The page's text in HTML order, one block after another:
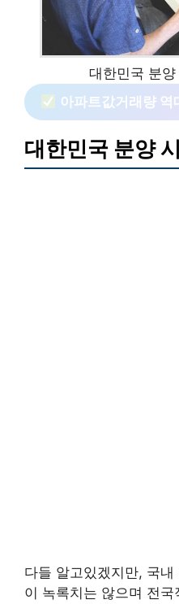
대한민국 분
아파트값거래량 역
대한민국 분양
다들 알고있겠지만, 국
이 녹록치는 않으며 전